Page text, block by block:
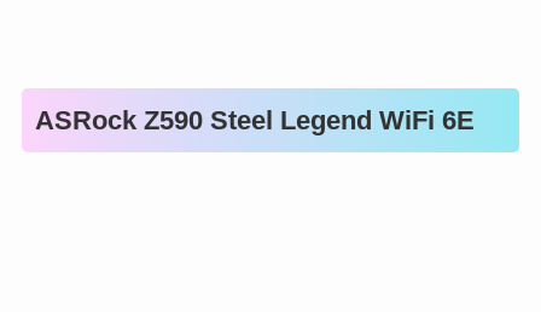
ASRock Z590 Steel Legend WiFi 6E